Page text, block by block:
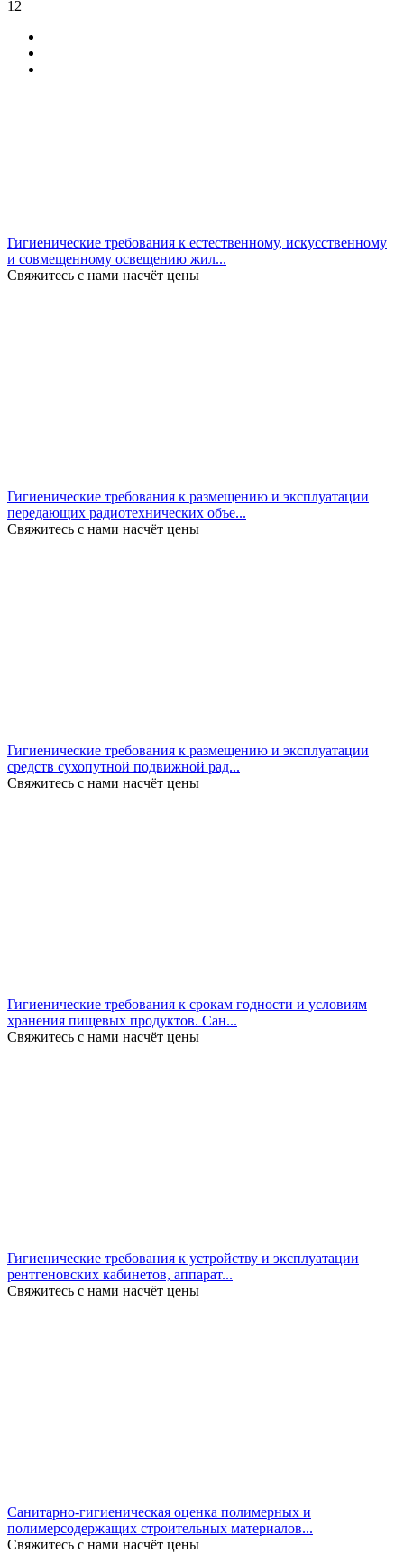
12
Гигиенические требования к естественному, искусственному
и совмещенному освещению жил...
Свяжитесь с нами насчёт цены
Гигиенические требования к размещению и эксплуатации
передающих радиотехнических объе...
Свяжитесь с нами насчёт цены
Гигиенические требования к размещению и эксплуатации
средств сухопутной подвижной рад...
Свяжитесь с нами насчёт цены
Гигиенические требования к срокам годности и условиям
хранения пищевых продуктов. Сан...
Свяжитесь с нами насчёт цены
Гигиенические требования к устройству и эксплуатации
рентгеновских кабинетов, аппарат...
Свяжитесь с нами насчёт цены
Санитарно-гигиеническая оценка полимерных и
полимерсодержащих строительных материалов...
Свяжитесь с нами насчёт цены